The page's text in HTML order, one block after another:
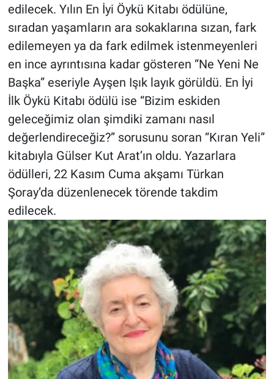
edilecek. Yılın En İyi Öykü Kitabı ödülüne,
sıradan yaşamların ara sokaklarına sızan, fark
edilemeyen ya da fark edilmek istenmeyenleri
en ince ayrıntısına kadar gösteren “Ne Yeni Ne
Başka” eseriyle Ayşen Işık layık görüldü. En İyi
İlk Öykü Kitabı ödülü ise “Bizim eskiden
geleceğimiz olan şimdiki zamanı nasıl
değerlendireceğiz?” sorusunu soran “Kıran Yeli”
kitabıyla Gülser Kut Arat’ın oldu. Yazarlara
ödülleri, 22 Kasım Cuma akşamı Türkan
Şoray’da düzenlenecek törende takdim
edilecek.